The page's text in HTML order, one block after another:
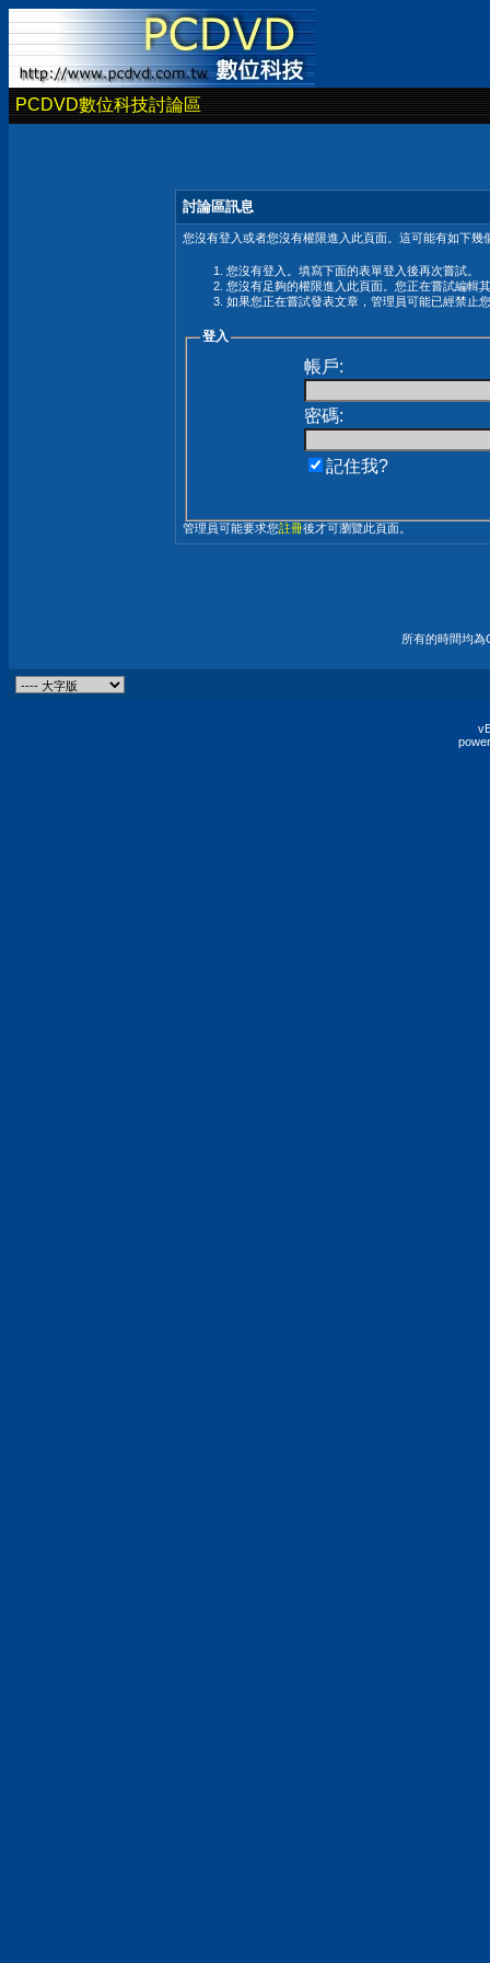
PCDVD數位科技討論區
討論區訊息
您沒有登入或者您沒有權限進入此頁面。這可能有如下幾
您沒有登入。填寫下面的表單登入後再次嘗試。
您沒有足夠的權限進入此頁面。您正在嘗試編輯
如果您正在嘗試發表文章，管理員可能已經禁止
登入
帳戶:
密碼:
記住我?
管理員可能要求您註冊後才可瀏覽此頁面。
所有的時間均為